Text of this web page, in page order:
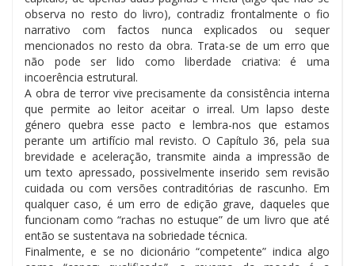
observa no resto do livro), contradiz frontalmente o fio
narrativo com factos nunca explicados ou sequer
mencionados no resto da obra. Trata-se de um erro que
não pode ser lido como liberdade criativa: é uma
incoerência estrutural.
A obra de terror vive precisamente da consistência interna
que permite ao leitor aceitar o irreal. Um lapso deste
género quebra esse pacto e lembra-nos que estamos
perante um artifício mal revisto. O Capítulo 36, pela sua
brevidade e aceleração, transmite ainda a impressão de
um texto apressado, possivelmente inserido sem revisão
cuidada ou com versões contraditórias de rascunho. Em
qualquer caso, é um erro de edição grave, daqueles que
funcionam como “rachas no estuque” de um livro que até
então se sustentava na sobriedade técnica.
Finalmente, e se no dicionário “competente” indica algo